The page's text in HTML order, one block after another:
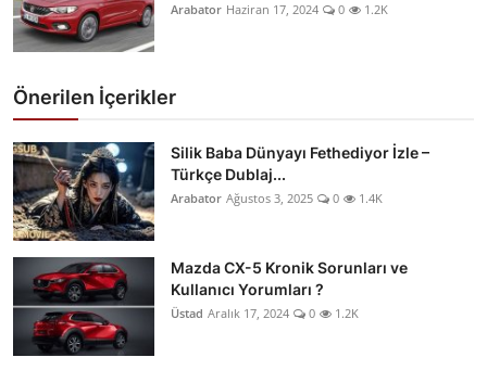
Arabator Haziran 17, 2024 0 1.2K
Önerilen İçerikler
Silik Baba Dünyayı Fethediyor İzle –
Türkçe Dublaj...
Arabator Ağustos 3, 2025 0 1.4K
Mazda CX-5 Kronik Sorunları ve
Kullanıcı Yorumları ?
Üstad Aralık 17, 2024 0 1.2K